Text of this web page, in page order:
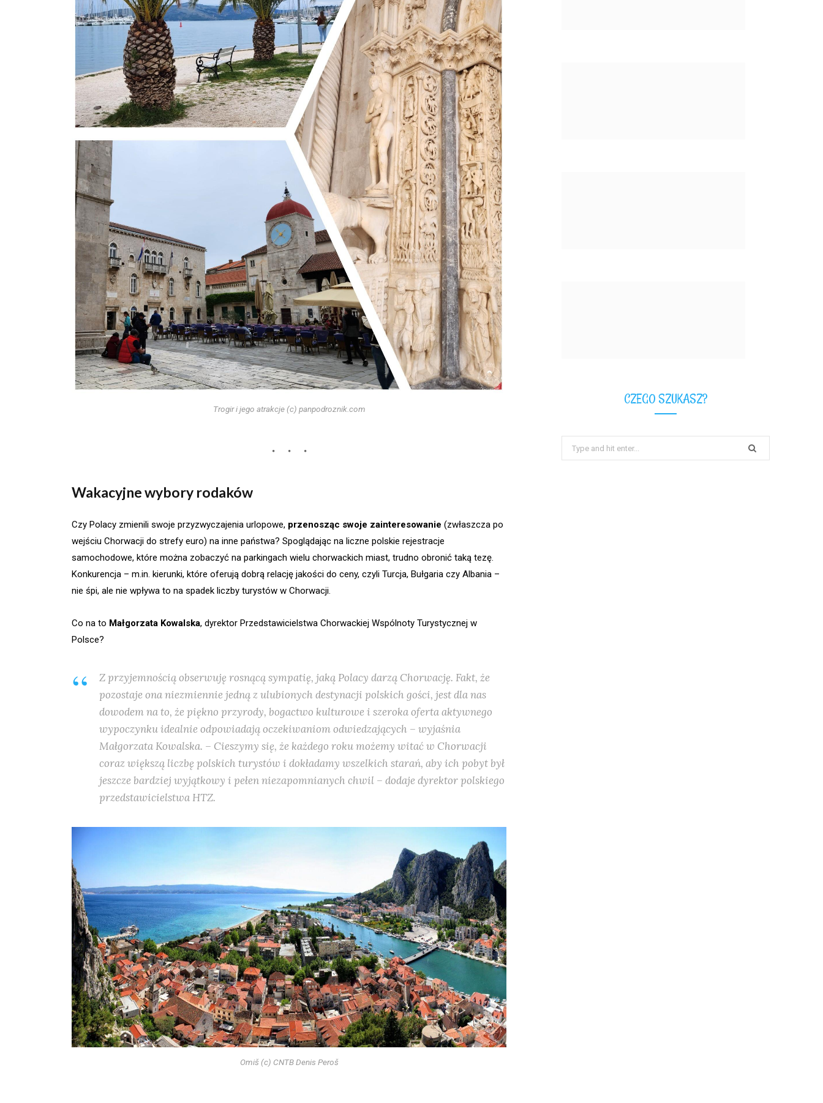
Trogir i jego atrakcje (c) panpodroznik.com
Wakacyjne wybory rodaków
Czy Polacy zmienili swoje przyzwyczajenia urlopowe, przenosząc swoje zainteresowanie (zwłaszcza po
wejściu Chorwacji do strefy euro) na inne państwa? Spoglądając na liczne polskie rejestracje
samochodowe, które można zobaczyć na parkingach wielu chorwackich miast, trudno obronić taką tezę.
Konkurencja – m.in. kierunki, które oferują dobrą relację jakości do ceny, czyli Turcja, Bułgaria czy Albania –
nie śpi, ale nie wpływa to na spadek liczby turystów w Chorwacji.
Co na to Małgorzata Kowalska, dyrektor Przedstawicielstwa Chorwackiej Wspólnoty Turystycznej w
Polsce?
Z przyjemnością obserwuję rosnącą sympatię, jaką Polacy darzą Chorwację. Fakt, że
pozostaje ona niezmiennie jedną z ulubionych destynacji polskich gości, jest dla nas
dowodem na to, że piękno przyrody, bogactwo kulturowe i szeroka oferta aktywnego
wypoczynku idealnie odpowiadają oczekiwaniom odwiedzających – wyjaśnia
Małgorzata Kowalska. – Cieszymy się, że każdego roku możemy witać w Chorwacji
coraz większą liczbę polskich turystów i dokładamy wszelkich starań, aby ich pobyt był
jeszcze bardziej wyjątkowy i pełen niezapomnianych chwil – dodaje dyrektor polskiego
przedstawicielstwa HTZ.
Omiš (c) CNTB Denis Peroš
CZEGO SZUKASZ?
for: